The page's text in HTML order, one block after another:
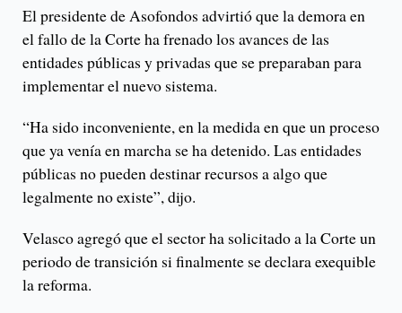
El presidente de Asofondos advirtió que la demora en
el fallo de la Corte ha frenado los avances de las
entidades públicas y privadas que se preparaban para
implementar el nuevo sistema.
“Ha sido inconveniente, en la medida en que un proceso
que ya venía en marcha se ha detenido. Las entidades
públicas no pueden destinar recursos a algo que
legalmente no existe”, dijo.
Velasco agregó que el sector ha solicitado a la Corte un
periodo de transición si finalmente se declara exequible
la reforma.